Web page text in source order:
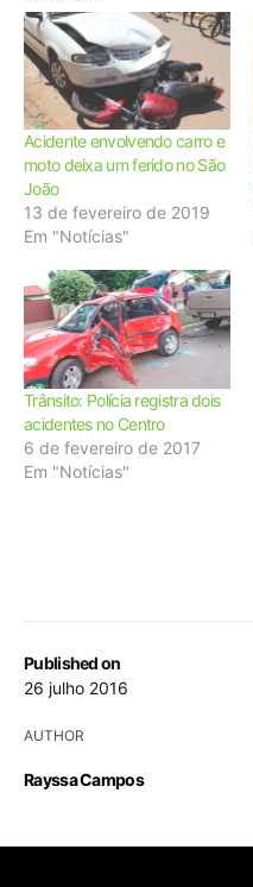
Published on
26 julho 2016
AUTHOR
Rayssa Campos
Acidente envolvendo carro e
moto deixa um ferido no São
João
13 de fevereiro de 2019
Em "Notícias"
Trânsito: Polícia registra dois
acidentes no Centro
6 de fevereiro de 2017
Em "Notícias"